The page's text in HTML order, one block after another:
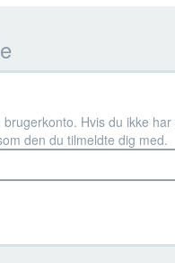
brugerkonto. Hvis du ikke
den du tilmeldte dig med.